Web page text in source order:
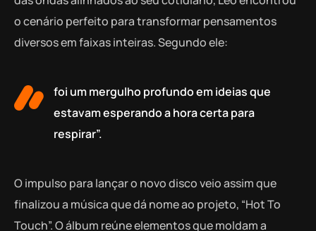
o cenário perfeito para transformar pensamentos
diversos em faixas inteiras. Segundo ele:
foi um mergulho profundo em ideias que
estavam esperando a hora certa para
respirar”.
O impulso para lançar o novo disco veio assim que
finalizou a música que dá nome ao projeto, “Hot To
Touch”. O álbum reúne elementos que moldam a